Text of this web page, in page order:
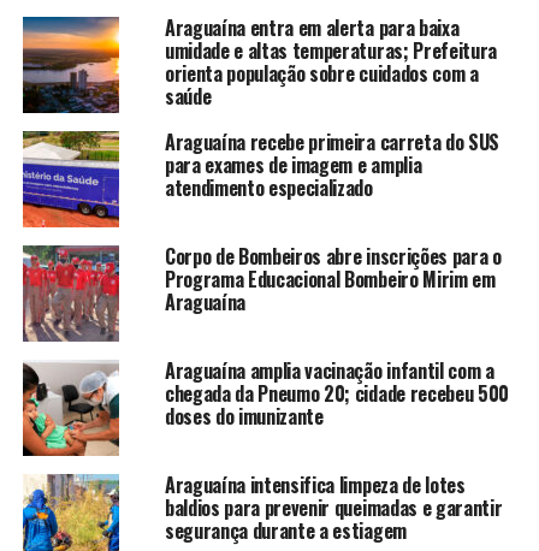
Araguaína entra em alerta para baixa
umidade e altas temperaturas; Prefeitura
orienta população sobre cuidados com a
saúde
Araguaína recebe primeira carreta do SUS
para exames de imagem e amplia
atendimento especializado
Corpo de Bombeiros abre inscrições para o
Programa Educacional Bombeiro Mirim em
Araguaína
Araguaína amplia vacinação infantil com a
chegada da Pneumo 20; cidade recebeu 500
doses do imunizante
Araguaína intensifica limpeza de lotes
baldios para prevenir queimadas e garantir
segurança durante a estiagem